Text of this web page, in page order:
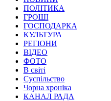
ПОЛІТИКА
ГРОШІ
ГОСПОДАРКА
КУЛЬТУРА
РЕГІОНИ
ВІДЕО
ФОТО
В світі
Суспільство
Чорна хроніка
КАНАЛ РАДА